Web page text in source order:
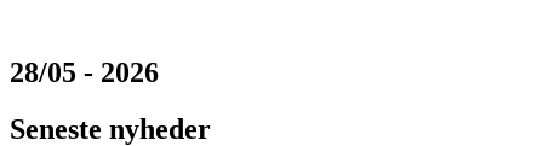
28/05 - 2026
Seneste nyheder